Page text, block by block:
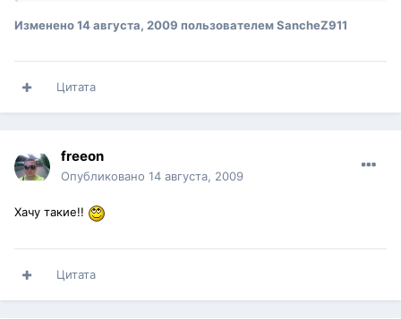
Изменено14 августа, 2009 пользователем SancheZ911
Цитата
freeon
Опубликовано 14 августа, 2009
Хачу такие!!
Цитата